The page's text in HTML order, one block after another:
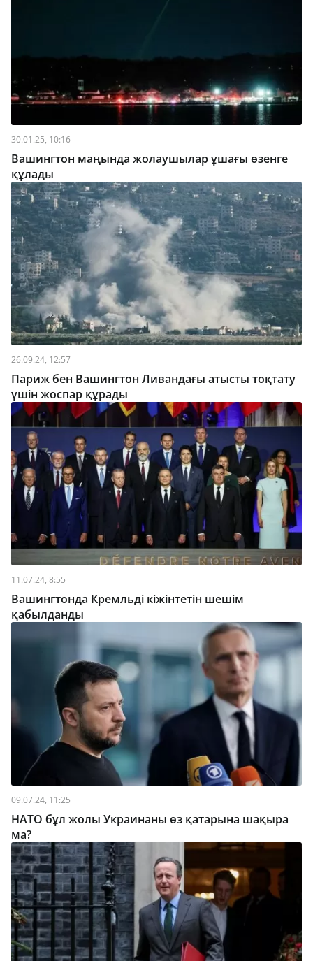
30.01.25, 10:16
Вашингтон маңында жолаушылар ұшағы өзенге
құлады
26.09.24, 12:57
Париж бен Вашингтон Ливандағы атысты тоқтату
үшін жоспар құрады
11.07.24, 8:55
Вашингтонда Кремльді кіжінтетін шешім
қабылданды
09.07.24, 11:25
НАТО бұл жолы Украинаны өз қатарына шақыра
ма?